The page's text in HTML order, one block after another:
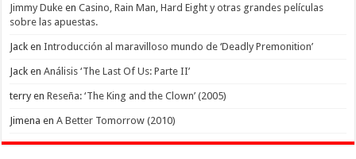
Jimmy Duke enCasino, Rain Man, Hard Eight y otras grandes películas
sobre las apuestas.
Jack enIntroducción al maravilloso mundo de ‘Deadly Premonition’
Jack enAnálisis ‘The Last Of Us: Parte II’
terryenReseña: ‘The King and the Clown’ (2005)
Jimena enA Better Tomorrow (2010)